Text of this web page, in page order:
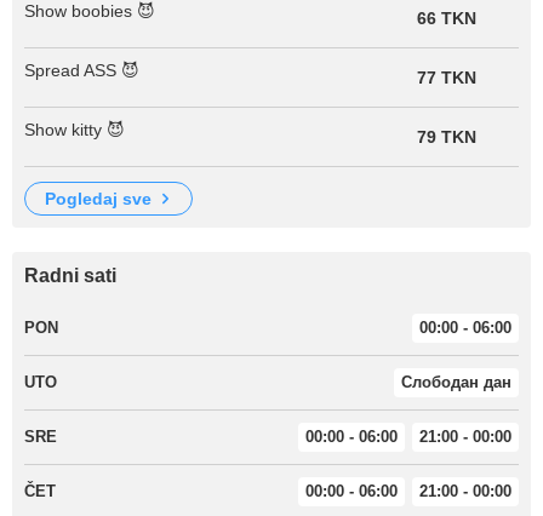
Show boobies 😈 66 TKN
Spread ASS 😈 77 TKN
Show kitty 😈 79 TKN
pogledaj sve
Radni sati
PON 00:00 - 06:00
UTO Слободан дан
SRE 00:00 - 06:00 21:00 - 00:00
ČET 00:00 - 06:00 21:00 - 00:00